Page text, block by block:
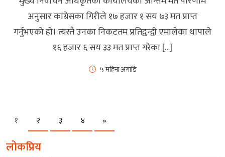
अनुसार कांग्रेसका गिरीले १७ हजार १ सय ७३ मत प्राप्त
गर्नुभएको हाे। त्यस्तै उनका निकटतम प्रतिद्वन्द्वी एमालेका थापाले
१६ हजार ६ सय ३३ मत प्राप्त गरेका […]
५ महिना अगाडि
१ २ ३ ४ »
लोकप्रिय